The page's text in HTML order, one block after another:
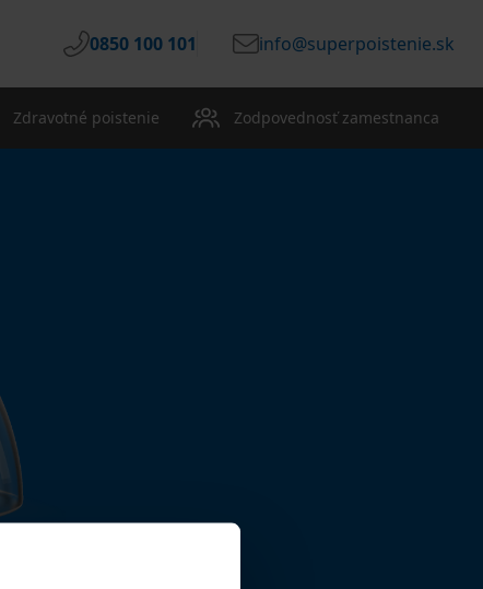
0850 100 101 info@superpoistenie.sk
Zdravotné poistenie Zodpovednosť zamestnanca